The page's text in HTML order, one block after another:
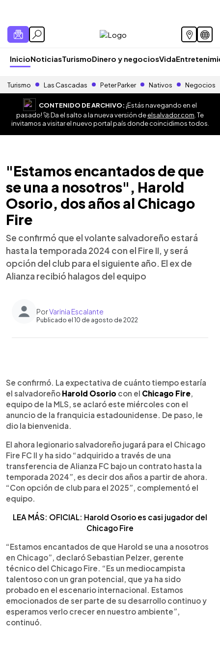
InicioNoticiasTurismoDinero y negociosVida
Turismo Las Cascadas Peter Parker Nativos Negocios
CONTENIDO DE ARCHIVO:¡Estás navegando en el
pasado! 🚀 Da el salto a la nueva versión deelsalvador.com . Te
invitamos a visitar el nuevo portal país donde coincidimos todos.
"Estamos encantados de que
se una a nosotros", Harold
Osorio, dos años al Chicago
Fire
Se confirmó que el volante salvadoreño estará
hasta la temporada 2024 con el Fire II, y será
opción del club para el siguiente año. El ex de
Alianza recibió halagos del equipo
PorVarinia Escalante
Publicado el 10 de agosto de 2022
► Escuchar artículo
Se confirmó. La expectativa de cuánto tiempo estaría
el salvadoreño Harold Osorio con el Chicago Fire,
equipo de la MLS, se aclaró este miércoles con el
anuncio de la franquicia estadounidense. De paso, le
dio la bienvenida.
El ahora legionario salvadoreño jugará para el Chicago
Fire FC II y ha sido “adquirido a través de una
transferencia de Alianza FC bajo un contrato hasta la
temporada 2024”, es decir dos años a partir de ahora.
“Con opción de club para el 2025”, complementó el
equipo.
LEA MÁS: OFICIAL: Harold Osorio es casi jugador del
Chicago Fire
“Estamos encantados de que Harold se una a nosotros
en Chicago”, declaró Sebastian Pelzer, gerente
técnico del Chicago Fire. “Es un mediocampista
talentoso con un gran potencial, que ya ha sido
probado en el escenario internacional. Estamos
emocionados de ser parte de su desarrollo continuo y
esperamos verlo crecer en nuestro ambiente”,
continuó.